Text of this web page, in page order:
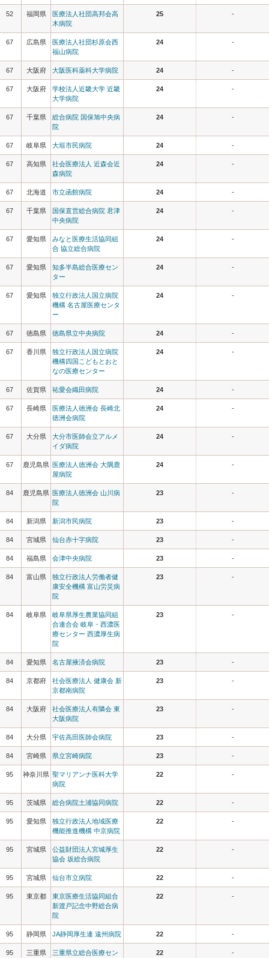
52 福岡県
医療法人社団高邦会高
木病院
25 -
67 広島県
医療法人社団杉原会西
福山病院
24 -
67 大阪府 大阪医科薬科大学病院 24 -
67 大阪府
学校法人近畿大学 近畿
大学病院
24 -
67 千葉県
総合病院 国保旭中央病
院
24 -
67 岐阜県 大垣市民病院 24 -
67 高知県
社会医療法人 近森会近
森病院
24 -
67 北海道 市立函館病院 24 -
67 千葉県
国保直営総合病院 君津
中央病院
24 -
67 愛知県
みなと医療生活協同組
合 協立総合病院
24 -
67 愛知県
知多半島総合医療セン
ター
24 -
67 愛知県
独立行政法人国立病院
機構 名古屋医療センタ
ー
24 -
67 徳島県 徳島県立中央病院 24 -
67 香川県
独立行政法人国立病院
機構四国こどもとおと
なの医療センター
24 -
67 佐賀県 祐愛会織田病院 24 -
67 長崎県
医療法人徳洲会 長崎北
徳洲会病院
24 -
67 大分県
大分市医師会立アルメ
イダ病院
24 -
67 鹿児島県 医療法人徳洲会 大隅鹿
屋病院
24 -
84 鹿児島県 医療法人徳洲会 山川病
院
23 -
84 新潟県 新潟市民病院 23 -
84 宮城県 仙台赤十字病院 23 -
84 福島県 会津中央病院 23 -
84 富山県
独立行政法人労働者健
康安全機構 富山労災病
院
23 -
84 岐阜県
岐阜県厚生農業協同組
合連合会 岐阜・西濃医
療センター 西濃厚生病
院
23 -
84 愛知県 名古屋掖済会病院 23 -
84 京都府
社会医療法人 健康会 新
京都南病院
23 -
84 大阪府
社会医療法人有隣会 東
大阪病院
23 -
84 大分県 宇佐高田医師会病院 23 -
84 宮崎県 県立宮崎病院 23 -
95 神奈川県 聖マリアンナ医科大学
病院
22 -
95 茨城県 総合病院土浦協同病院 22 -
95 愛知県
独立行政法人地域医療
機能推進機構 中京病院
22 -
95 宮城県
公益財団法人宮城厚生
協会 坂総合病院
22 -
95 宮城県 仙台市立病院 22 -
95 東京都
東京医療生活協同組合
新渡戸記念中野総合病
院
22 -
95 静岡県 JA静岡厚生連 遠州病院 22 -
95 三重県
三重県立総合医療セン
22 -